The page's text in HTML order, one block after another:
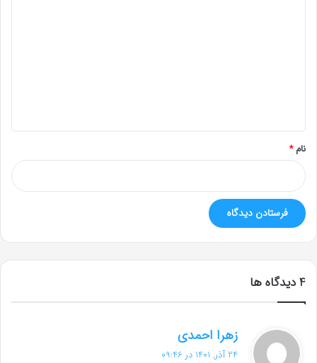
نام*
‫4 دیدگاه ها
زهرا احمدی
ف
24 آذر, 1401 در 09:46